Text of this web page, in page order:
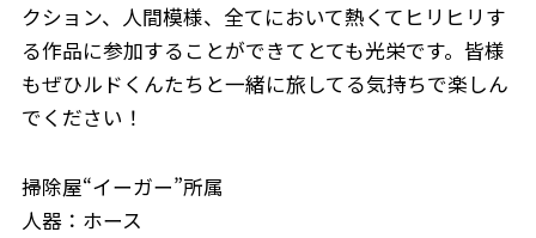
クション、人間模様、全てにおいて熱くてヒリヒリす
る作品に参加することができてとても光栄です。皆様
もぜひルドくんたちと一緒に旅してる気持ちで楽しん
でください！
掃除屋“イーガー”所属
人器：ホース